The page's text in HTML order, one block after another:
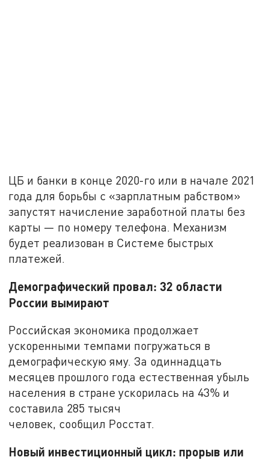
ЦБ и банки в конце 2020-го или в начале 2021
года для борьбы с «зарплатным рабством»
запустят начисление заработной платы без
карты — по номеру телефона. Механизм
будет реализован в Системе быстрых
платежей.
Демографический провал: 32 области
России вымирают
Российская экономика продолжает
ускоренными темпами погружаться в
демографическую яму. За одиннадцать
месяцев прошлого года естественная убыль
населения в стране ускорилась на 43% и
составила 285 тысяч
человек, сообщил Росстат.
Новый инвестиционный цикл: прорыв или